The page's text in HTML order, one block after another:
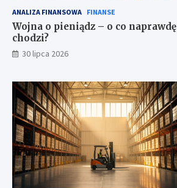
ANALIZA FINANSOWA FINANSE
Wojna o pieniądz – o co naprawdę
chodzi?
30 lipca 2026